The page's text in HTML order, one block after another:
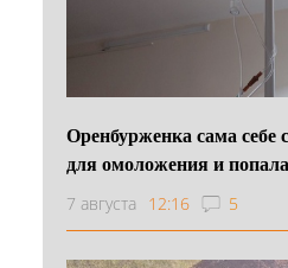
Оренбурженка сама себе
для омоложения и
7 августа 12:16 5